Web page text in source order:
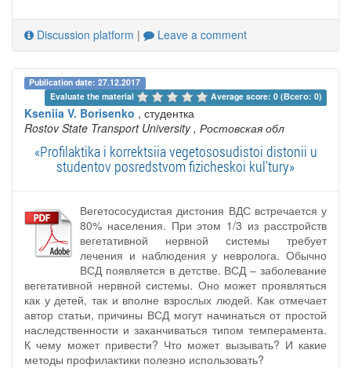
Discussion platform | Leave a comment
Publication date: 27.12.2017
Evaluate the material
Average score: 0 (Всего: 0)
Kseniia V. Borisenko , студентка
Rostov State Transport University , Ростовская обл
«Profilaktika i korrektsiia vegetososudistoi distonii u
studentov posredstvom fizicheskoi kul'tury»
Вегетососудистая дистония ВДС встречается у
80% населения. При этом 1/3 из расстройств
вегетативной нервной системы требует
лечения и наблюдения у невролога. Обычно
ВСД появляется в детстве. ВСД – заболевание
вегетативной нервной системы. Оно может проявляться
как у детей, так и вполне взрослых людей. Как отмечает
автор статьи, причины ВСД могут начинаться от простой
наследственности и заканчиваться типом темперамента.
К чему может привести? Что может вызывать? И какие
методы профилактики полезно использовать?